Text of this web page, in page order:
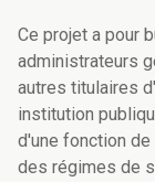
Ce projet a pour
administrateurs
autres titulaires
institution
d'une fonction de
des régimes de